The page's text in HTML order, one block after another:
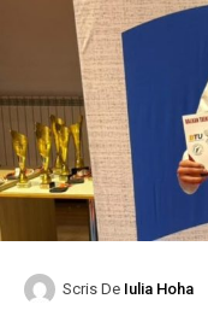
Scris De Iulia Hoha